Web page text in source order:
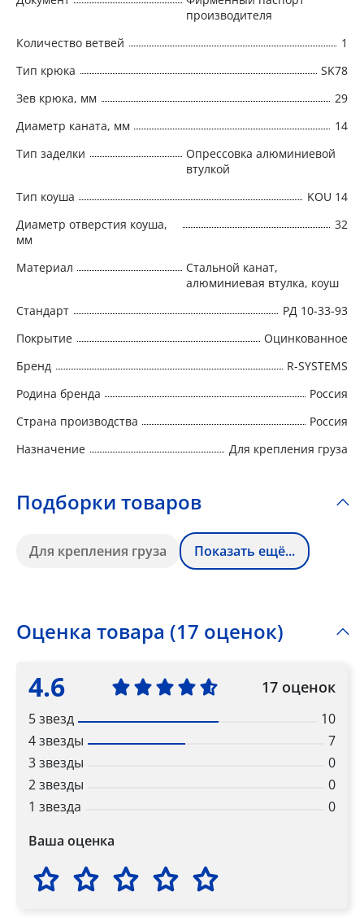
производителя
Количество ветвей
1
Тип крюка
SK78
Зев крюка, мм
29
Диаметр каната, мм
14
Тип заделки
Опрессовка алюминиевой
втулкой
Тип коуша
KOU 14
Диаметр отверстия коуша,
мм
32
Материал
Стальной канат,
алюминиевая втулка, коуш
Стандарт
РД 10-33-93
Покрытие
Оцинкованное
Бренд
R-SYSTEMS
Родина бренда
Россия
Страна производства
Россия
Назначение
Для крепления груза
Подборки товаров
Для крепления груза Показать ещё...
Оценка товара (17 оценок)
4.6 17 оценок
5 звезд
10
4 звезды
7
3 звезды
0
2 звезды
0
1 звезда
0
Ваша оценка